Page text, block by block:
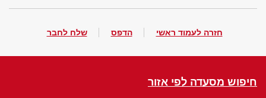
חזרה לעמוד ראשי הדפס שלח לחבר
חיפוש מסעדה לפי אזור